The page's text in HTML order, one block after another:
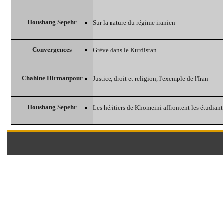
Houshang Sepehr Sur la nature du régime iranien
Convergences Grève dans le Kurdistan
Chahine Hirmanpour Justice, droit et religion, l'exemple de l'Iran‎
Houshang Sepehr Les héritiers de Khomeini affrontent les